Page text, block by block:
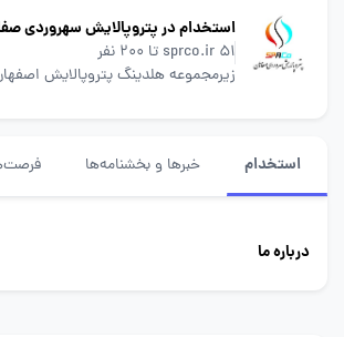
استخدام در پتروپالایش سهروردی
sprco.ir 51 تا 200 نفر
زیرمجموعه هلدینگ پتروپالایش
استخدام خبرها و بخشنامه‌ها
درباره ما